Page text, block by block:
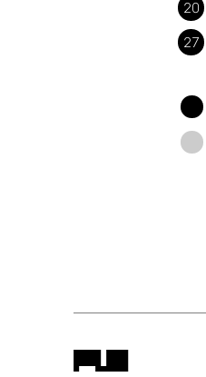
20
27